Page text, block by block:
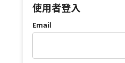
使用者登入
Email